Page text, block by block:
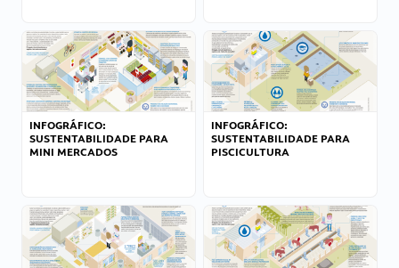
INFOGRÁFICO:
SUSTENTABILIDADE PARA
MINI MERCADOS
INFOGRÁFICO:
SUSTENTABILIDADE PARA
PISCICULTURA